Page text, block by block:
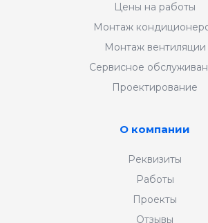
Цены на работы
Монтаж
Монтаж вентиляции
Сервисное
Проектирование
О компании
Реквизиты
Работы
Проекты
Отзывы